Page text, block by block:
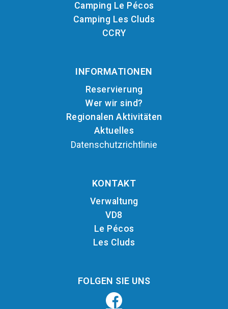
Camping Le Pécos
Camping Les Cluds
CCRY
INFORMATIONEN
Reservierung
Wer wir sind?
Regionalen Aktivitäten
Aktuelles
Datenschutzrichtlinie
KONTAKT
Verwaltung
VD8
Le Pécos
Les Cluds
FOLGEN SIE UNS